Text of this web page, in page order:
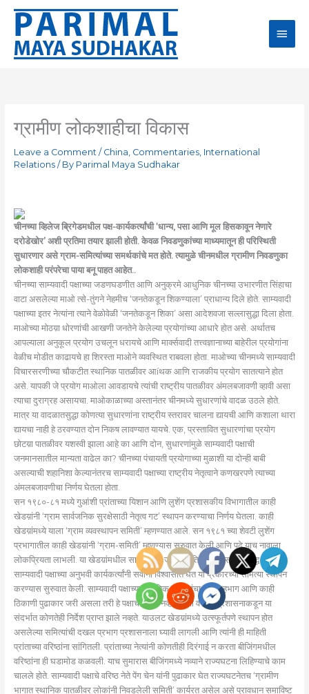
Skip
content
Main
ग्रामीण लोकशाहीचा विकास
Leave a Comment / China Commentaries, International
Relations/ By Parimal Maya Sudhakar
चीनच्या व्हिलेज ब्रिगेडमधील पक्ष-कार्यकर्त्यांची ‘धान्य, पसा आणि मूल हिसकावून नेणारे
दरोडेखोर’ अशी प्रतिमा तयार झाली होती. केवळ निवडणुकांच्या माध्यमातून ही परिस्थिती
सुधारणार असे ग्राम-समित्यांच्या समर्थकांचे मत होते. त्यामुळे चीनमधील ग्रामीण निवडणुका
लोकशाही परंपरेचा पाया बनू पाहत आहेत..
चीनच्या साम्यवादी पक्षाच्या जडणघडणीत आणि अनुक्रमे आधुनिक चीनच्या उभारणीत सिंहाचा
वाटा असलेल्या माओ त्से-तुंगने नेहमीच ‘जनतेकडून शिकण्याला’ प्राधान्य दिले होते. साम्यवादी
पक्षाच्या इतर नेत्यांना त्याने वेळोवेळी ‘जनतेकडून शिका’ असा आदेशवजा सल्लासुद्धा दिला होता.
माओच्या मोठय़ा धोरणांची आखणी जनतेने केलेल्या प्रयोगांच्या आधारे होत असे. अर्थातच
आपल्याला अनुकूल प्रयोग उचलून धरायचे आणि मार्क्‍सवादी तत्त्वज्ञानाच्या बाहेरील प्रयोगांना
वेळीच मोडीत काढायचे हा शिरस्ता माओने व्यवस्थित राबवला होता. माओच्या चीनमध्ये साम्यवादी
विचारसरणीच्या चौकटीत स्थानिक पातळीवर आíथक आणि राजकीय प्रयोग सातत्याने होत
असे. यापकी जे प्रयोग माओला आवडायचे त्यांची राष्ट्रीय पातळीवर अंमलबजावणी व्हावी असा
त्याचा दुराग्रह असायचा. माओकाळाच्या अस्तानंतर चीनमध्ये सुधारणांचे वादळ उठले होते.
मात्र या वादळातसुद्धा कोणत्या सुधारणांना राष्ट्रीय स्तरावर चालना द्यायची आणि कशाला थारा
द्यायचा नाही हे ठरवण्यात दोन निकष लावण्यात यायचे. एक, प्रस्तावित सुधारणांचा प्रयोग
छोटय़ा पातळीवर यशस्वी झाला आहे का आणि दोन, सुधारणांमुळे साम्यवादी पक्षाची
जनमानसातील मान्यता वाढेल का? चीनच्या पंचायती प्रयोगाच्या मुळाशी या दोन्ही बाबी
असल्याची शहानिशा केल्यानंतरच साम्यवादी पक्षाच्या राष्ट्रीय नेतृत्वाने कणखरपणे त्याच्या
अंमलबजावणीचा निर्णय घेतला होता.
सन १९८०-८१ मध्ये गुआंशी प्रांताच्या यिशान आणि लुशेंग प्रशासकीय विभागातील काही
खेडय़ांनी ‘ग्राम सार्वजनिक सुरक्षेसाठी नेतृत्व गट’ स्थापन करण्याचा निर्णय घेतला. काही
खेडय़ांमध्ये याला ‘ग्राम व्यवस्थापन समिती’ म्हणण्यात आले. सन १९८१ च्या शेवटी लुशेंग
प्रभागातील काही खेडय़ांनी ‘ग्राम-समिती’ म्हणण्यास सुरुवात केली आणि पुढे याच नावाला
लोकप्रियता लाभली. या खेडय़ांमधील सामुदायिक जीवनाप्रति निष्ठा असलेल्या वृद्ध आणि
साम्यवादी पक्षाच्या अनुभवी कार्यकर्त्यांनी सर्वाना विश्वासात घेत या प्रकारच्या समित्या स्थापन
करण्यास सुरुवात केली. साम्यवादी पक्षाच्या स्थानिक सदस्यांचा यात सहभाग आणि काही
ठिकाणी पुढाकार जरी असला तरी हे पक्षाचे धोरण नव्हते किंवा वरच्या प्रशासनाकडून या
संदर्भात कोणतेही निर्देश प्राप्त झाले नव्हते. याउलट खेडय़ांमध्ये उत्स्फूर्तपणे स्थापन होत
असलेल्या समित्यांची दखल प्रभाग प्रशासनाला घ्यावी लागली आणि त्यांनी ही माहिती
प्रांताच्या वरिष्ठांना सांगितली. प्रांताच्या नेत्यांनी कोणतीही दिरंगाई न करता बीजिंगमधील
वरिष्ठांना ही घडामोड कळवली. याच सुमारास बीजिंगमध्ये नव्याने राज्यघटना लिहिण्याचे काम
चालले होते. साम्यवादी पक्षाचे वरिष्ठ नेते पेंग चेन यांनी पुढाकार घेत राज्यघटनेतच ‘ग्रामीण
भागात स्थानिक पातळीवर लोकांनी निवडलेली समिती’ कार्यरत असेल असे प्रावधान समाविष्ट